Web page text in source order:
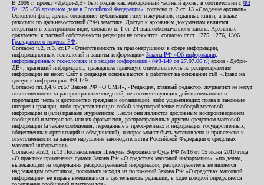
В 2006 г. проект «Дебри-ДВ» был создан как электронный частный архив, в соответствии с ФЗ
№ 125 «Об архивном деле в Российской Федерации» , согласно п. 2 ст. 13 «Создание архивов».
Основной фонд архива составляют публикации газет и журналов, изданные книги, а также
рукописи по дальневосточной (РФ) тематике. Доступ к архивным документам является
открытым в электронном виде, согласно п. 1 ст. 24 вышеобозначенного закона. Архивные
документы к частной собственности редакции не относятся, согласно ст.ст. 1275, 1276, 1306
Гражданского кодекса РФ
Согласно ч.2. п.3. ст.17 «Ответственность за правонарушения в сфере информации,
информационных технологий и защиты информации» Закона РФ «Об информации,
информационных технологиях и о защите информации» (ФЗ-149 от 27.07.06 г.) архив «Дебри-
ДВ», хранящий информацию, гражданско-правовую ответственность за распространение
информации не несет. Сайт и редакция основываются и работают на основании ст.8 «Право на
доступ к информации» ФЗ-149.
Согласно пп.3,4,6 ст.57 Закона РФ «О СМИ», «Редакция, главный редактор, журналист не несут
ответственности за распространение сведений, не соответствующих действительности и
порочащих честь и достоинство граждан и организаций, либо ущемляющих права и законные
интересы граждан, либо представляющих собой злоупотребление свободой массовой
информации и (или) правами журналиста: ...если они являются дословным воспроизведением
сообщений и материалов или их фрагментов, распространенных другим средством массовой
информации (а также сообщения, переданные в пресс-релизах и информация государственных,
общественных организаций и объединений), которое может быть установлено и привлечено к
ответственности за данное нарушение законодательства Российской Федерации о средствах
массовой информации».
Согласно абз.3, п.13 Постановления Пленума Верховного Суда РФ №16 от 15 июня 2010 года
«О практике применения судами Закона РФ «О средствах массовой информации», «по делам,
вытекающим из содержания распространенной информации, распространитель не является
надлежащим ответчиком, поскольку исходя из положений Закона РФ «О средствах массовой
информации» не вправе вмешиваться в деятельность редакции, в ходе которой определяется